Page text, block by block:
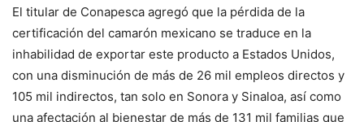
El titular de Conapesca agregó que la pérdida de la
certificación del camarón mexicano se traduce en la
inhabilidad de exportar este producto a Estados Unidos,
con una disminución de más de 26 mil empleos directos y
105 mil indirectos, tan solo en Sonora y Sinaloa, así como
una afectación al bienestar de más de 131 mil familias que